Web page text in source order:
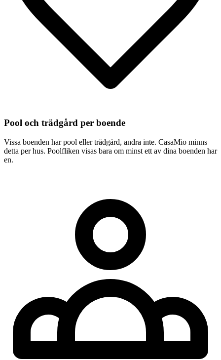
Pool och trädgård per boende
Vissa boenden har pool eller trädgård, andra inte. CasaMio minns
detta per hus. Poolfliken visas bara om minst ett av dina boenden har
en.